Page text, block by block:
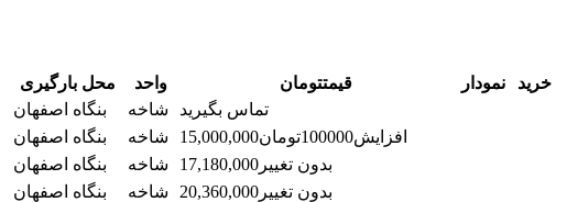
محل بارگیری واحد قیمتتومان نمودار
خرید
بنگاه اصفهان شاخه
تماس بگیرید
بنگاه اصفهان شاخه افزایش100000تومان15,000,000
بنگاه اصفهان شاخه بدون تغییر17,180,000
بنگاه اصفهان شاخه بدون تغییر20,360,000